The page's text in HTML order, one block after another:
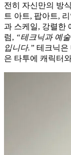
전히 자신만의 방
트 아트, 팝아트,
과 스케일, 강렬한
럼, “테크닉과 예
입니다.” 테크닉은
은 타투에 캐릭터